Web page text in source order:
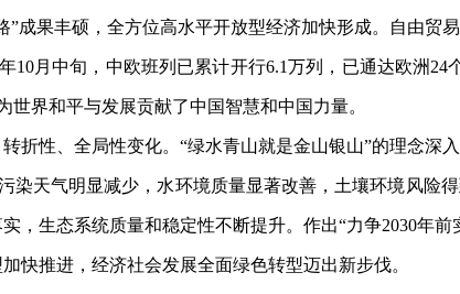
成果丰硕，全方位高水平开放型经济加快形成。自由贸
10月中旬，中欧班列已累计开行6.1万列，已通达欧洲
界和平与发展贡献了中国智慧和中国力量。
性、全局性变化。“绿水青山就是金山银山”的理念深
染天气明显减少，水环境质量显著改善，土壤环境风险
，生态系统质量和稳定性不断提升。作出“力争2030年
快推进，经济社会发展全面绿色转型迈出新步伐。